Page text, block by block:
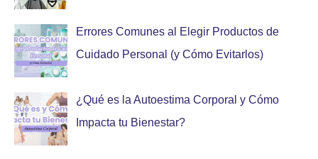
Errores Comunes al Elegir Productos de
Cuidado Personal (y Cómo Evitarlos)
¿Qué es la Autoestima Corporal y Cómo
Impacta tu Bienestar?